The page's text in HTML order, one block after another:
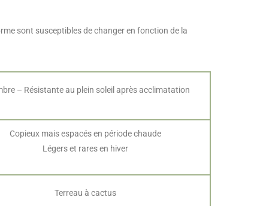
sont susceptibles de changer en fonction de la
– Résistante au plein soleil après acclimatation
Copieux mais espacés en période chaude
Légers et rares en hiver
Terreau à cactus